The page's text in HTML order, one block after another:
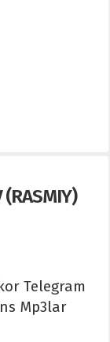
(RASMIY)
Telegram
Mp3lar